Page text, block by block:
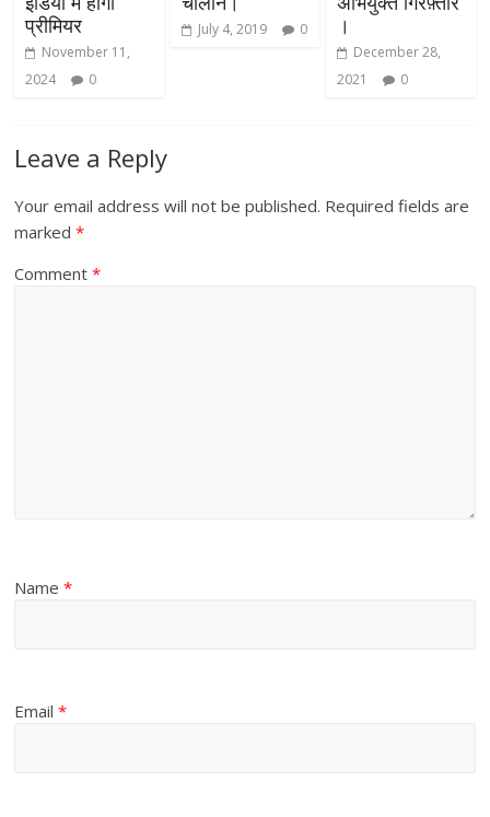
प्रीमियर
November 11,
2024
0
July 4, 2019 0
।
December 28,
2021
0
Leave a Reply
Your email address will not be published. Required fields are
marked*
Comment*
Name*
Email*